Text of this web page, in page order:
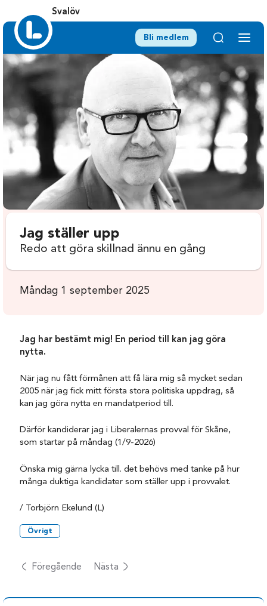
Svalöv
Bli medlem
Jag ställer upp
Redo att göra skillnad ännu en gång
Måndag 1 september 2025
Jag har bestämt mig! En period till kan jag göra
nytta.
När jag nu fått förmånen att få lära mig så mycket sedan
2005 när jag fick mitt första stora politiska uppdrag, så
kan jag göra nytta en mandatperiod till.
Därför kandiderar jag i Liberalernas provval för Skåne,
som startar på måndag (1/9-2026)
Önska mig gärna lycka till. det behövs med tanke på hur
många duktiga kandidater som ställer upp i provvalet.
/ Torbjörn Ekelund (L)
Övrigt
Föregående Nästa